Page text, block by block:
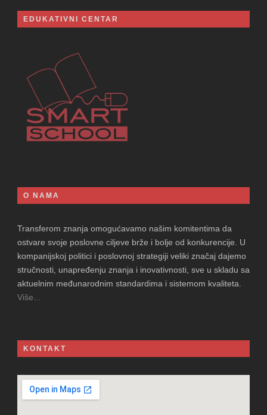
EDUKATIVNI CENTAR
O NAMA
Transferom znanja omogućavamo našim komitentima da
ostvare svoje poslovne ciljeve brže i bolje od konkurencije. U
kompanijskoj politici i poslovnoj strategiji veliki značaj dajemo
stručnosti, unapređenju znanja i inovativnosti, sve u skladu sa
aktuelnim međunarodnim standardima i sistemom kvaliteta.
Više...
KONTAKT